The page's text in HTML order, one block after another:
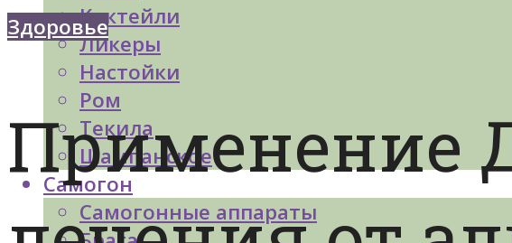
Коктейли
Ликеры
Настойки
Ром
Текила
Шампанское
Самогон
Самогонные аппараты
Здоровье
Применение